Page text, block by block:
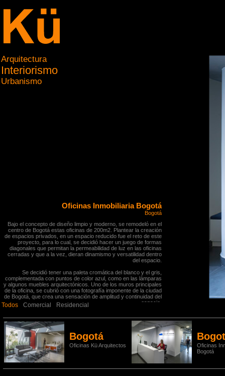
Arquitectura
Interiorismo
Urbanismo
Oficinas Inmobiliaria Bogotá
Bogotá
Bajo el concepto de diseño limpio y moderno, se remodeló en el
centro de Bogotá estas oficinas de 200m2. Plantear la creación
de espacios privados, en un espacio reducido fue el reto de este
proyecto, para lo cual, se decidió hacer un juego de formas
diagonales que permitan la permeabilidad de luz en las oficinas
cerradas y que a la vez, dieran dinamismo y versatilidad dentro
del espacio.
Se decidió tener una paleta cromática del blanco y el gris,
complementada con puntos de color azul, como en las lámparas
y algunos muebles arquitectónicos. Uno de los muros principales
de la oficina, se cubrió con una fotografía imponente de la ciudad
de Bogotá, que crea una sensación de amplitud y continuidad del
espacio.
Todos Comercial Residencial
Bogotá
Oficinas Kü Arquitectos
Oficinas
Bogotá